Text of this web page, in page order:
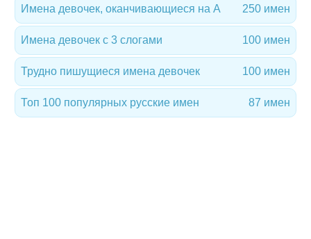
Имена девочек, оканчивающиеся на A 250 имен
Имена девочек с 3 слогами 100 имен
Трудно пишущиеся имена девочек 100 имен
Топ 100 популярных русские имен 87 имен